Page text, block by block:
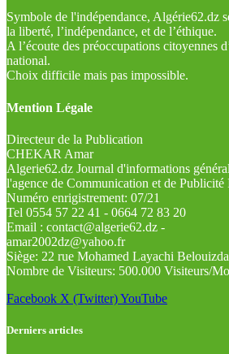
Symbole de l'indépendance, Algérie62.dz
la liberté, l’indépendance, et de l’éthique.
A l’écoute des préoccupations citoyennes
national.
Choix difficile mais pas impossible.
Mention Légale
Directeur de la Publication
CHEKAR Amar
Algerie62.dz Journal d'informations
l'agence de Communication et de
Numéro enrigistrement: 07/21
Tel 0554 57 22 41 - 0664 72 83 20
Email : contact@algerie62.dz -
amar2002dz@yahoo.fr
Siège: 22 rue Mohamed Layachi
Nombre de Visiteurs: 500.000 Visiteurs/
Facebook X (Twitter)YouTube
Derniers articles